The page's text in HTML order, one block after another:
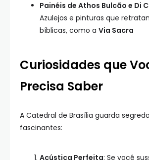
Painéis de Athos Bulcão e Di
Azulejos e pinturas que
bíblicas, como a Via Sacra
Curiosidades que
Precisa Saber
A Catedral de Brasília guarda
fascinantes:
Acústica Perfeita: Se você